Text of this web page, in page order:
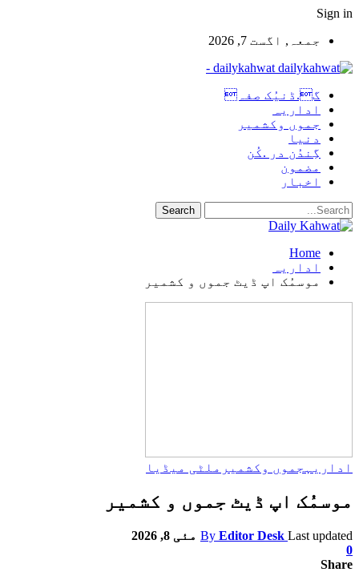
Sign in
جمعہ, اگست 7, 2026
dailykahwat -
گ.ڈنیُک صفہ
اداریہ
جموں وکشمیر
دنیا
گِندُن در .کُن
مضمون
اخبار
Home
اداریہ
موسمُک اپ ڈیٹ جموں و کشمیر
اداریہ جموں وکشمیر ملٹی میڈیا
موسمُک اپ ڈیٹ جموں و کشمیر
By Editor Desk Last updated
مئی 8, 2026
0
Share